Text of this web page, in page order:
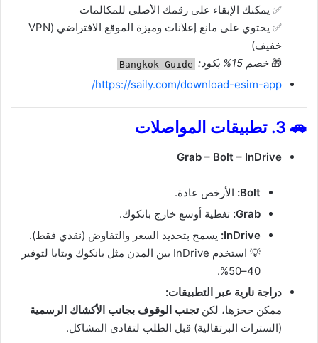
✅ يمكنك الإبقاء على رقمك الأصلي للمكالمات
✅ يحتوي على مانع إعلانات وميزة الموقع الافتراضي (VPN
خفيف)
🎁خصم 15% بكود: Bangkok Guide
https://saily.com/download-esim-app/
🚗 3. تطبيقات المواصلات
Grab – Bolt – InDrive
Bolt: الأرخص عادة.
Grab: تغطية أوسع خارج بانكوك.
InDrive: يسمح بتحديد السعر والتفاوض (نقدي فقط).
💡 استخدم InDrive بين المدن مثل بانكوك وبتايا لتوفير
40–50%.
دراجة نارية عبر التطبيقات:
ممكن حجزها، لكنتجنب الوقوف بجانب الأكشاك الرسمية
(السترات البرتقالية) قبل الطلب لتفادي المشاكل.